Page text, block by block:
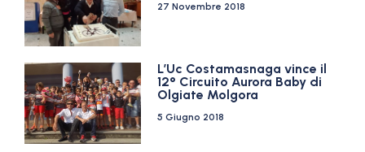
27 Novembre 2018
L’Uc Costamasnaga vince il
12° Circuito Aurora Baby di
Olgiate Molgora
5 Giugno 2018